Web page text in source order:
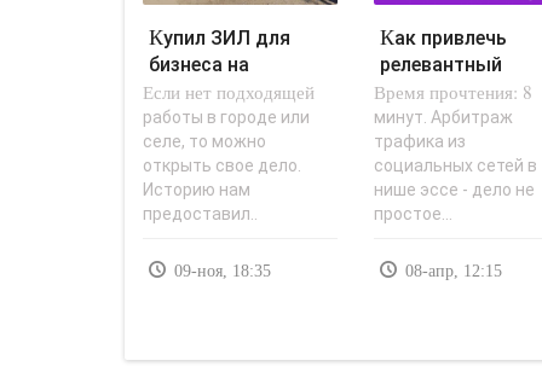
Купил ЗИЛ для
бизнеса на
ассенизаторской
машине –
расскажу..
Если нет подходящей
работы в городе или
селе, то можно
открыть свое дело.
Историю нам
предоставил..
09-ноя, 18:35
Как привлечь
релевантный
трафик из
социальных
сетей? -..
Время прочтения: 8
минут. Арбитраж
трафика из
социальных сетей в
нише эссе - дело не
простое...
08-апр, 12:15